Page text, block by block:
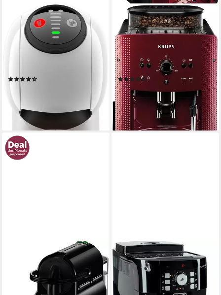
NESCAFÉ® DOLCE GUSTO®
Kapselmaschine KP2431
Genio S
Wassertank
69,90 €
-46%
lieferbar - in 2-3 Werktagen bei dir
KRUPS
Kaffeevollautomat EA8107
Arabica
275 g
15 bar
Pumpendruck
Drehregler Bedienung
(1841)
299,00 €
14,85 € mtl. in 24 Raten
-42%
lieferbar - in 2-3 Werktagen bei dir